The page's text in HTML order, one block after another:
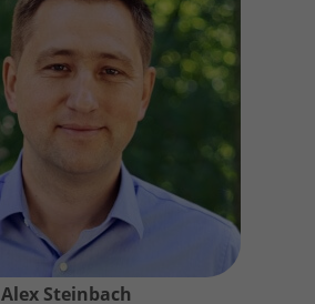
Alex Steinbach